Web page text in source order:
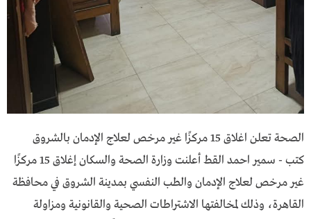
الصحة تعلن اغلاق 15 مركزًا غير مرخص لعلاج الإدمان بالشروق
كتب - سمير احمد القط أعلنت وزارة الصحة والسكان إغلاق 15 مركزًا
غير مرخص لعلاج الإدمان والطب النفسي بمدينة الشروق في محافظة
القاهرة، وذلك لمخالفتها الاشتراطات الصحية والقانونية ومزاولة